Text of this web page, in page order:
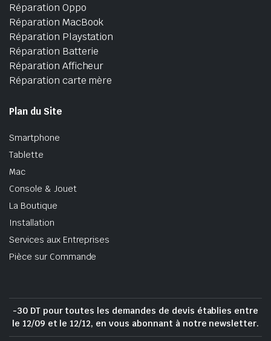
Réparation Oppo
Réparation MacBook
Réparation Playstation
Réparation Batterie
Réparation Afficheur
Réparation carte mère
Plan du Site
Smartphone
Tablette
Mac
Console & Jouet
La Boutique
Installation
Services aux Entreprises
Pièce sur Commande
-30 DT pour toutes les demandes de devis établies entre
le 12/09 et le 12/12, en vous abonnant à notre newsletter.